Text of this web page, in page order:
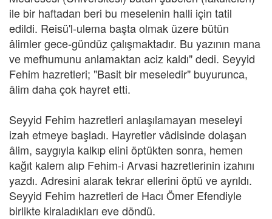
ile bir haftadan beri bu meselenin halli için tatil
edildi. Reisü'l-ulema başta olmak üzere bütün
âlimler gece-gündüz çalışmaktadır. Bu yazının mana
ve mefhumunu anlamaktan aciz kaldı" dedi. Seyyid
Fehim hazretleri; "Basit bir meseledir" buyurunca,
âlim daha çok hayret etti.
Seyyid Fehim hazretleri anlaşılamayan meseleyi
izah etmeye başladı. Hayretler vâdisinde dolaşan
âlim, saygıyla kalkıp elini öptükten sonra, hemen
kağıt kalem alıp Fehim-i Arvasi hazretlerinin izahını
yazdı. Adresini alarak tekrar ellerini öptü ve ayrıldı.
Seyyid Fehim hazretleri de Hacı Ömer Efendiyle
birlikte kiraladıkları eve döndü.